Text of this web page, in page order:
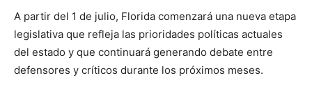
A partir del 1 de julio, Florida comenzará una nueva etapa
legislativa que refleja las prioridades políticas actuales
del estado y que continuará generando debate entre
defensores y críticos durante los próximos meses.